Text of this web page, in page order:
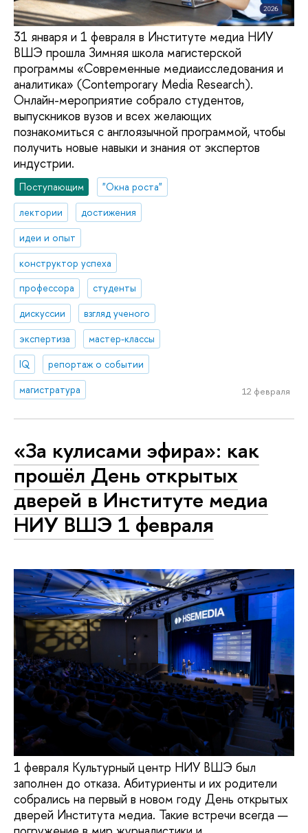
31 января и 1 февраля в Институте медиа НИУ
ВШЭ прошла Зимняя школа магистерской
программы «Современные медиаисследования и
аналитика» (Contemporary Media Research).
Онлайн-мероприятие собрало студентов,
выпускников вузов и всех желающих
познакомиться с англоязычной программой, чтобы
получить новые навыки и знания от экспертов
индустрии.
Поступающим
"Окна роста"
лектории
достижения
идеи и опыт
конструктор успеха
профессора
студенты
дискуссии
взгляд ученого
экспертиза
мастер-классы
IQ
репортаж о событии
магистратура
12 февраля
«За кулисами эфира»: как
прошёл День открытых
дверей в Институте медиа
НИУ ВШЭ 1 февраля
1 февраля Культурный центр НИУ ВШЭ был
заполнен до отказа. Абитуриенты и их родители
собрались на первый в новом году День открытых
дверей Института медиа. Такие встречи всегда —